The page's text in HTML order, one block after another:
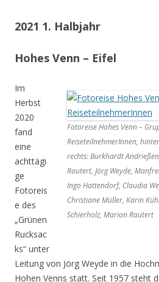
2021 1. Halbjahr
Hohes Venn – Eifel
Fotoreise Hohes Venn –
ReiseteilnehmerInnen,
rechts: Burkhardt
Rautert, Jörg Weyde,
Ingo Hattendorf, Claudia
Christiane Müller, Karin
Schierholz, Marion Rautert
Im
Herbst
2020
fand
eine
achttägi
ge
Fotoreis
e des
„Grünen
Rucksac
ks“ unter
Leitung von Jörg Weyde in die
Hohen Venns statt. Seit 1957 steht